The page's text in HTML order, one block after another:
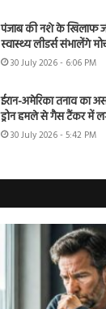
पंजाब की नशे के खिलाफ
स्वास्थ्य लीडर्स संभालेंगे
30 July 2026 - 6:06 PM
ईरान-अमेरिका तनाव का
ड्रोन हमले से गैस टैंकर में
30 July 2026 - 5:42 PM